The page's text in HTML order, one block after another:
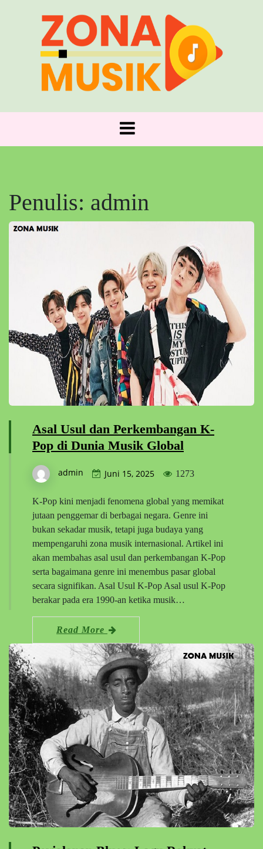
ZONA MUSIK
Penulis: admin
Asal Usul dan Perkembangan K-
Pop di Dunia Musik Global
admin Juni 15, 2025 1273
K-Pop kini menjadi fenomena global yang memikat
jutaan penggemar di berbagai negara. Genre ini
bukan sekadar musik, tetapi juga budaya yang
mempengaruhi zona musik internasional. Artikel ini
akan membahas asal usul dan perkembangan K-Pop
serta bagaimana genre ini menembus pasar global
secara signifikan. Asal Usul K-Pop Asal usul K-Pop
berakar pada era 1990-an ketika musik…
Read More